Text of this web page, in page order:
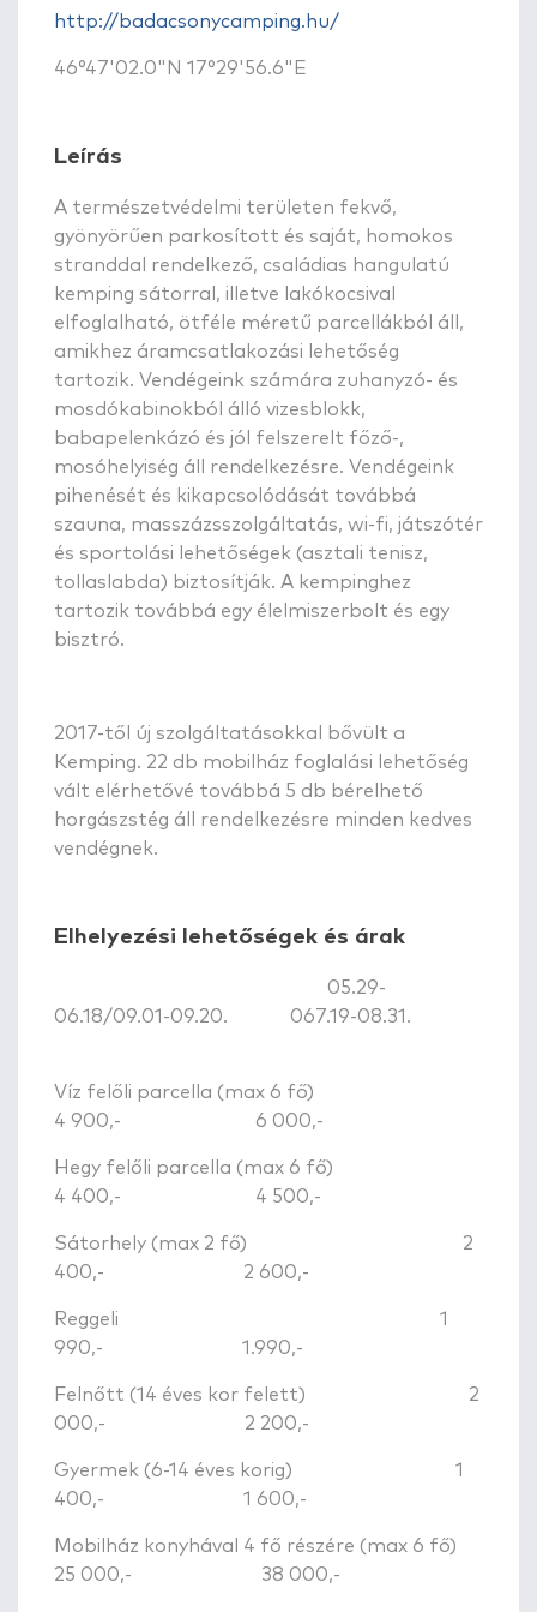
http://badacsonycamping.hu/
46°47'02.0"N 17°29'56.6"E
Leírás
A természetvédelmi területen fekvő,
gyönyörűen parkosított és saját, homokos
stranddal rendelkező, családias hangulatú
kemping sátorral, illetve lakókocsival
elfoglalható, ötféle méretű parcellákból áll,
amikhez áramcsatlakozási lehetőség
tartozik. Vendégeink számára zuhanyzó- és
mosdókabinokból álló vizesblokk,
babapelenkázó és jól felszerelt főző-,
mosóhelyiség áll rendelkezésre. Vendégeink
pihenését és kikapcsolódását továbbá
szauna, masszázsszolgáltatás, wi-fi, játszótér
és sportolási lehetőségek (asztali tenisz,
tollaslabda) biztosítják. A kempinghez
tartozik továbbá egy élelmiszerbolt és egy
bisztró.
2017-től új szolgáltatásokkal bővült a
Kemping. 22 db mobilház foglalási lehetőség
vált elérhetővé továbbá 5 db bérelhető
horgászstég áll rendelkezésre minden kedves
vendégnek.
Elhelyezési lehetőségek és árak
05.29-
06.18/09.01-09.20. 067.19-08.31.
Víz felőli parcella (max 6 fő)
4 900,- 6 000,-
Hegy felőli parcella (max 6 fő)
4 400,- 4 500,-
Sátorhely (max 2 fő) 2
400,- 2 600,-
Reggeli 1
990,- 1.990,-
Felnőtt (14 éves kor felett) 2
000,- 2 200,-
Gyermek (6-14 éves korig) 1
400,- 1 600,-
Mobilház konyhával 4 fő részére (max 6 fő)
25 000,- 38 000,-